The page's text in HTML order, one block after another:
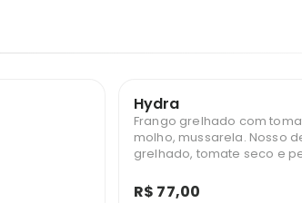
Hydra
Frango grelhado com
molho, mussarela. Nosso
grelhado, tomate seco e
R$ 77,00